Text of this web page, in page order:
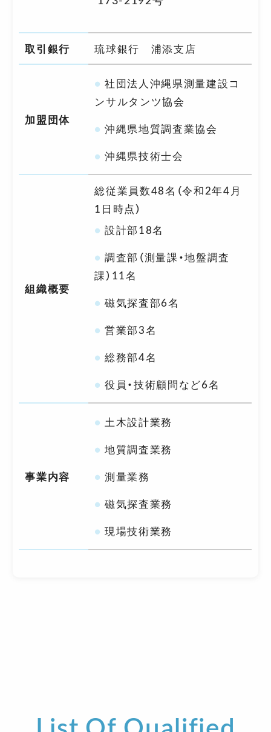
取引銀行 琉球銀行 浦添支店
加盟団体
社団法人沖縄県測量建設コ
ンサルタンツ協会
沖縄県地質調査業協会
沖縄県技術士会
組織概要
総従業員数48名（令和2年4月
1日時点）
設計部18名
調査部（測量課・地盤調査
課）11名
磁気探査部6名
営業部3名
総務部4名
役員・技術顧問など6名
事業内容
土木設計業務
地質調査業務
測量業務
磁気探査業務
現場技術業務